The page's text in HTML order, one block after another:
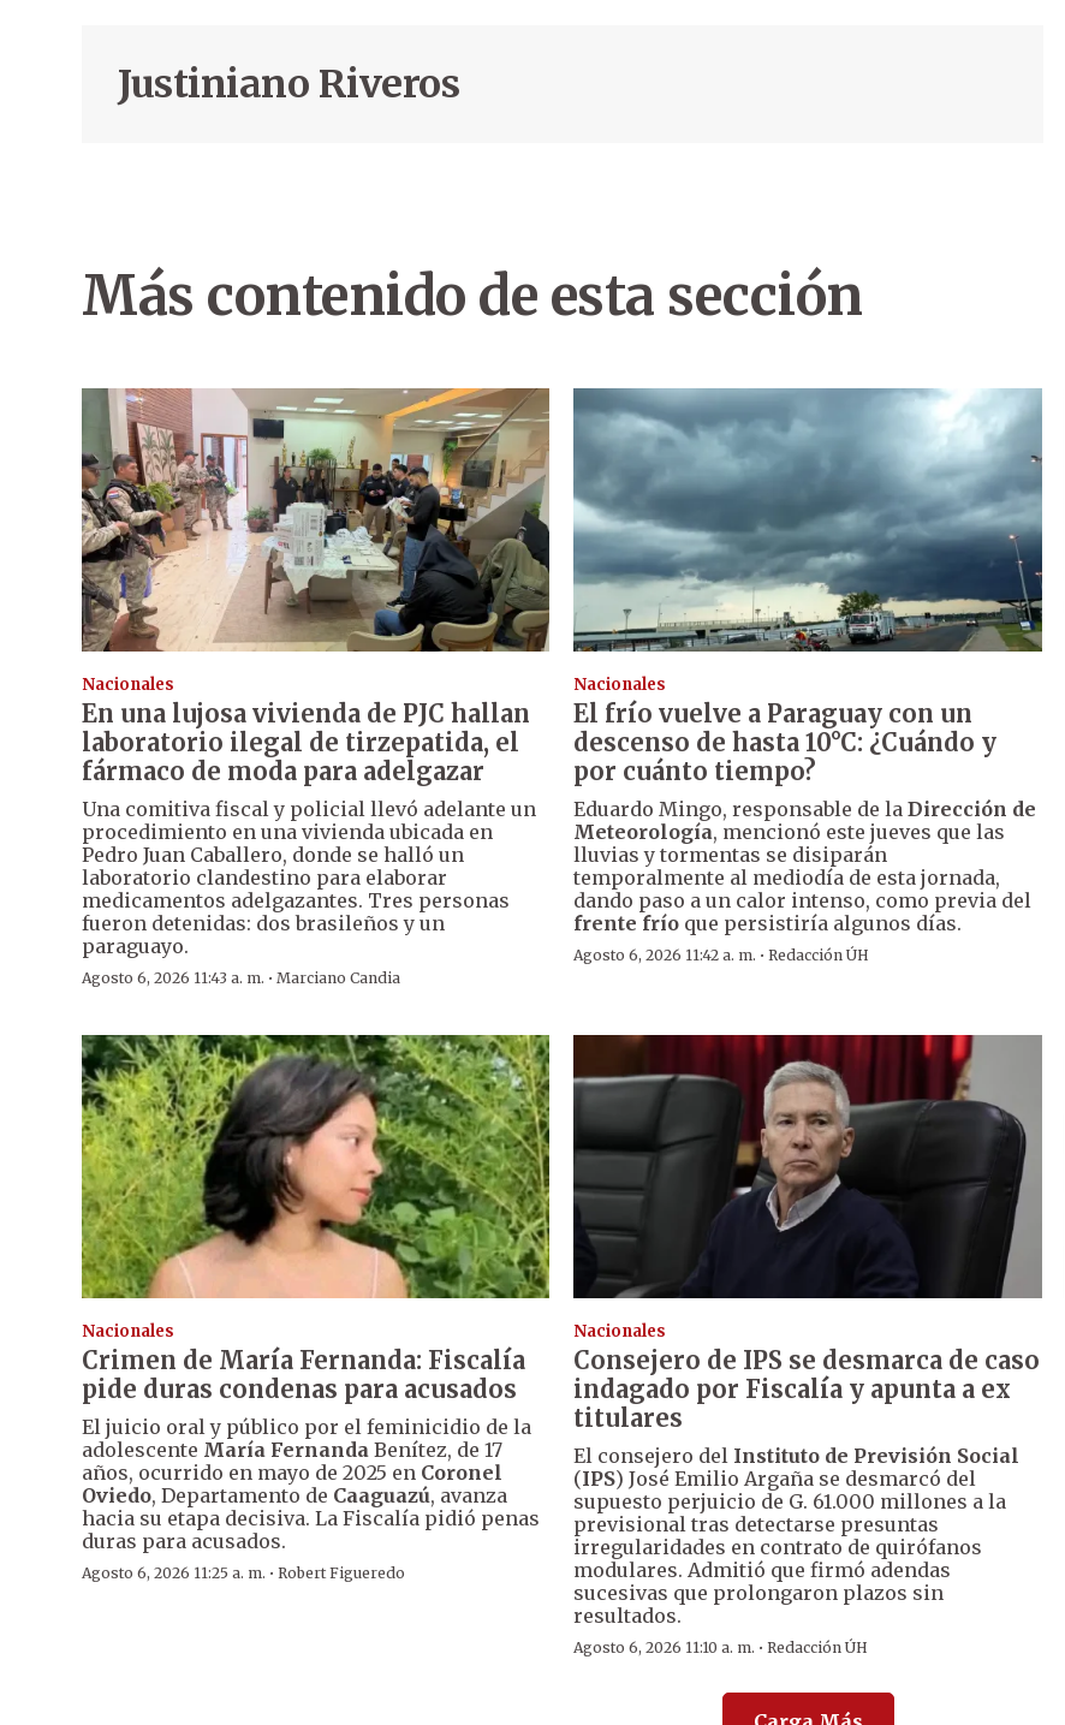
Justiniano Riveros
Más contenido de esta sección
Nacionales
En una lujosa vivienda de PJC hallan
laboratorio ilegal de tirzepatida, el
fármaco de moda para adelgazar
Una comitiva fiscal y policial llevó adelante un
procedimiento en una vivienda ubicada en
Pedro Juan Caballero, donde se halló un
laboratorio clandestino para elaborar
medicamentos adelgazantes. Tres personas
fueron detenidas: dos brasileños y un
paraguayo.
Agosto 6, 2026 11:43 a. m. · Marciano Candia
Nacionales
El frío vuelve a Paraguay con un
descenso de hasta 10°C: ¿Cuándo y
por cuánto tiempo?
Eduardo Mingo, responsable de laDirección de
Meteorología, mencionó este jueves que las
lluvias y tormentas se disiparán
temporalmente al mediodía de esta jornada,
dando paso a un calor intenso, como previa del
frente frío que persistiría algunos días.
Agosto 6, 2026 11:42 a. m. ·Redacción ÚH
Nacionales
Crimen de María Fernanda: Fiscalía
pide duras condenas para acusados
El juicio oral y público por el feminicidio de la
adolescente María Fernanda Benítez, de 17
años, ocurrido en mayo de 2025 en Coronel
Oviedo, Departamento de Caaguazú, avanza
hacia su etapa decisiva. La Fiscalía pidió penas
duras para acusados.
Agosto 6, 2026 11:25 a. m. · Robert Figueredo
Nacionales
Consejero de IPS se desmarca de caso
indagado por Fiscalía y apunta a ex
titulares
El consejero del Instituto de Previsión Social
(IPS) José Emilio Argaña se desmarcó del
supuesto perjuicio de G. 61.000 millones a la
previsional tras detectarse presuntas
irregularidades en contrato de quirófanos
modulares. Admitió que firmó adendas
sucesivas que prolongaron plazos sin
resultados.
Agosto 6, 2026 11:10 a. m. ·Redacción ÚH